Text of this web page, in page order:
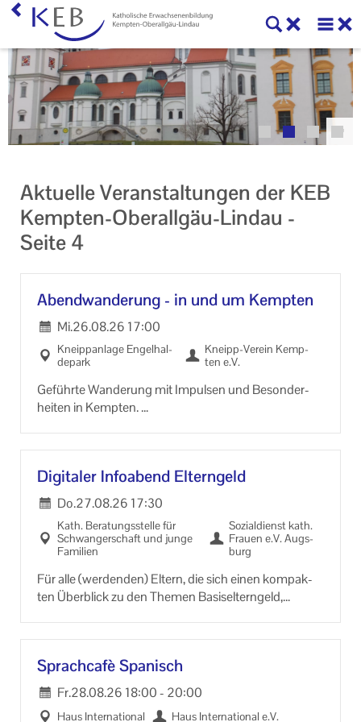
Aktuelle Veranstaltungen der KEB
Kempten-Oberallgäu-Lindau -
Seite 4
Abend­wan­de­rung - in und um Kemp­ten
Mi.26.08.26 17:00
Kneipp­an­la­ge En­gel­hal­
de­park
Kneipp-​Verein Kemp­
ten e.V.
Ge­führ­te Wan­de­rung mit Im­pul­sen und Be­son­der­
hei­ten in Kemp­ten.
Di­gi­ta­ler In­fo­abend El­tern­geld
Do.27.08.26 17:30
Kath. Be­ra­tungs­stel­le für
Schwan­ger­schaft und junge
Fa­mi­li­en
So­zi­al­dienst kath.
Frau­en e.V. Augs­
burg
Für alle (wer­den­den) El­tern, die sich einen kom­pak­
ten Über­blick zu den The­men Ba­sis­eltern­geld,
Sprach­cafè Spa­nisch
Fr.28.08.26 18:00- 20:00
Haus In­ter­na­tio­nal Haus In­ter­na­tio­nal e.V.
Veranstaltungen
Unser Auftrag
Machen Sie mit!